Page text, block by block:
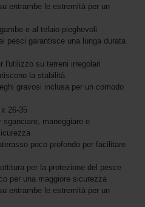
entrambe le estremità per un
e al telaio pieghevoli
pesci garantisce una lunga durata
l'utilizzo su terreni irregolari
la stabilità
gravosi inclusa per un comodo
26-35
maneggiare e
poco profondo per facilitare
per la protezione del pesce
per una maggiore sicurezza
entrambe le estremità per un